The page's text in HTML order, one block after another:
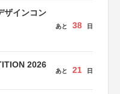
ザインコン
あと 38 日
2026
あと 21 日